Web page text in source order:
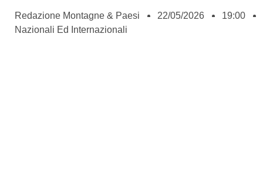
Redazione Montagne & Paesi 22/05/2026
19:00
Nazionali Ed Internazionali